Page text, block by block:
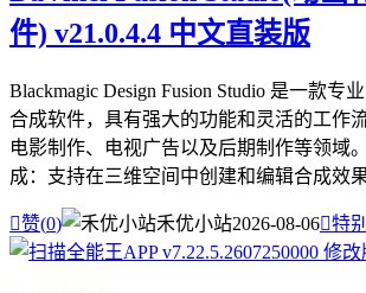
件) v21.0.4.4 中文直装版
Blackmagic Design Fusion Studio 是一款专
合成软件，具有强大的功能和灵活的工作
电影制作、电视广告以及后期制作等领域
成：支持在三维空间中创建和编辑合成效
赞(0) 禾优小站2026-08-06特